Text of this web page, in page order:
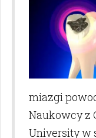
miazgi
Naukowcy z
University w